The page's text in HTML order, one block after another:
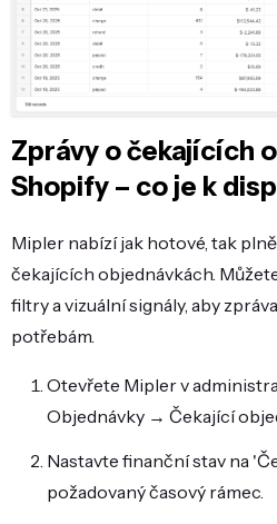
Zprávy o čekajících
Shopify – co je k
Mipler nabízí jak hotové, tak
čekajících objednávkách.
filtry a vizuální signály, aby
potřebám.
Otevřete Mipler v
Objednávky → Čekající
Nastavte finanční stav na
požadovaný časový rámec.